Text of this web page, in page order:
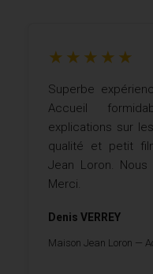
★★
Un
fermés.
Château